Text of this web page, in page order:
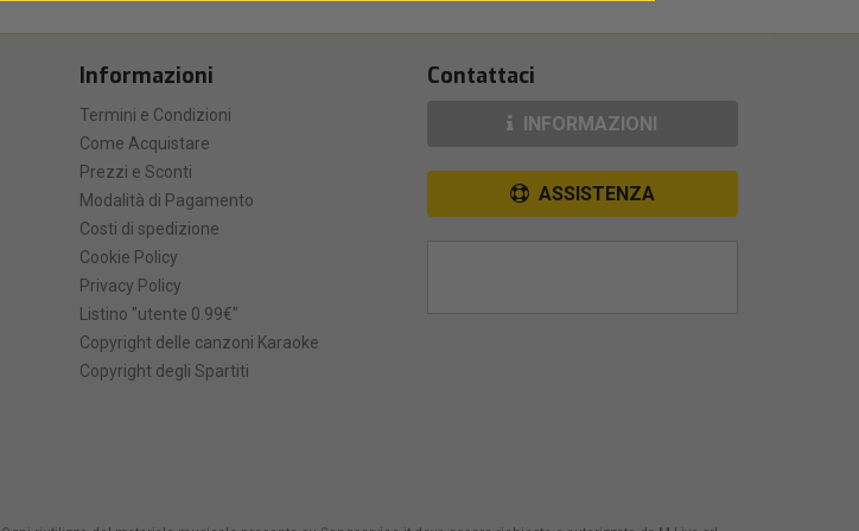
Informazioni
Termini e Condizioni
Come Acquistare
Prezzi e Sconti
Modalità di Pagamento
Costi di spedizione
Cookie Policy
Privacy Policy
Listino "utente 0.99€"
Copyright delle canzoni Karaoke
Copyright degli Spartiti
Contattaci
INFORMAZIONI
ASSISTENZA